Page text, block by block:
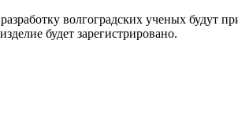
волгоградских ученых
будет зарегистрировано.